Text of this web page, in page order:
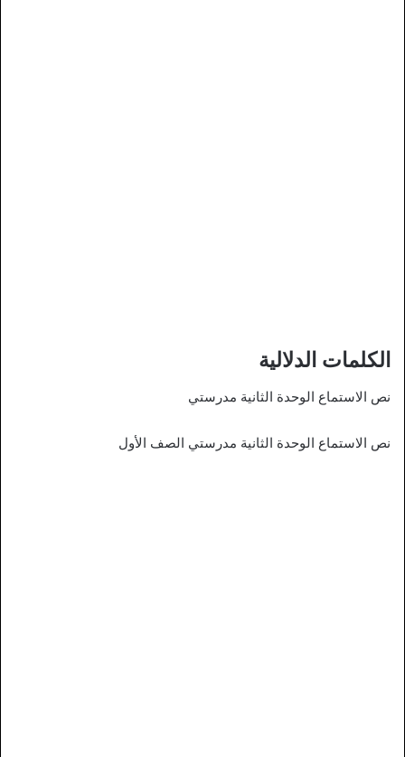
الكلمات الدلالية
نص الاستماع الوحدة الثانية مدرستي
نص الاستماع الوحدة الثانية مدرستي الصف الأول